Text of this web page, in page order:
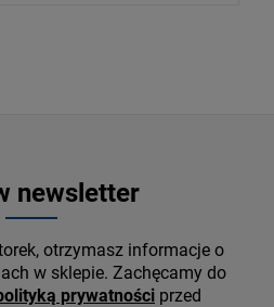
newsletter
otrzymasz informacje o
w sklepie. Zachęcamy do
prywatności przed